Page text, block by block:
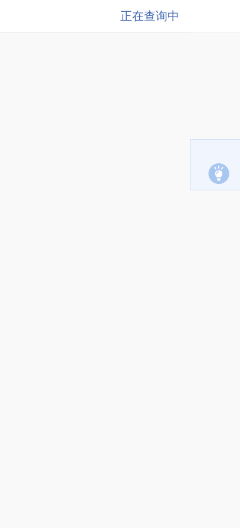
正在查询中